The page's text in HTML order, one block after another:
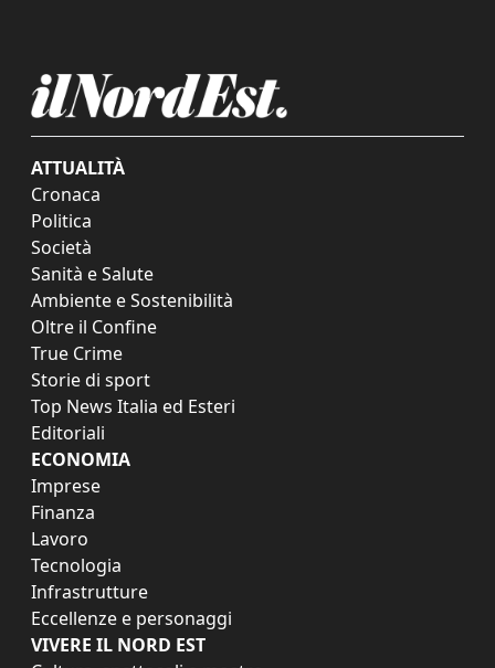
ATTUALITÀ
Cronaca
Politica
Società
Sanità e Salute
Ambiente e Sostenibilità
Oltre il Confine
True Crime
Storie di sport
Top News Italia ed Esteri
Editoriali
ECONOMIA
Imprese
Finanza
Lavoro
Tecnologia
Infrastrutture
Eccellenze e personaggi
VIVERE IL NORD EST